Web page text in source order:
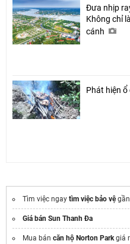
Đưa nhịp
Không chỉ
cánh
Phát hiện
Tìm việc ngay tìm việc bảo vệ
Giá bán Sun Thanh Đa
Mua bán căn hộ Norton Parkgiá